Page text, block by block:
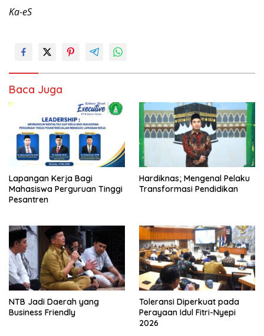
Ka-eS
Baca Juga
Lapangan Kerja Bagi
Mahasiswa Perguruan Tinggi
Pesantren
Hardiknas; Mengenal Pelaku
Transformasi Pendidikan
NTB Jadi Daerah yang
Business Friendly
Toleransi Diperkuat pada
Perayaan Idul Fitri-Nyepi
2026